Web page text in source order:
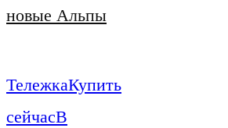
новые Альпы
ТележкаКупить
сейчасВ